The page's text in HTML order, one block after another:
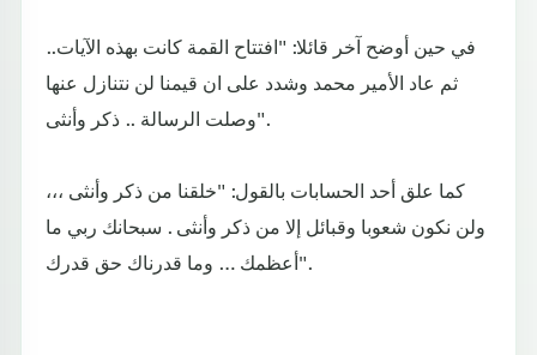
في حين أوضح آخر قائلا: "افتتاح القمة كانت بهذه الآيات..
ثم عاد الأمير محمد وشدد على ان قيمنا لن نتنازل عنها
وصلت الرسالة .. ذكر وأنثى".
كما علق أحد الحسابات بالقول: "خلقنا من ذكر وأنثى ،،،
ولن نكون شعوبا وقبائل إلا من ذكر وأنثى . سبحانك ربي ما
أعظمك … وما قدرناك حق قدرك".